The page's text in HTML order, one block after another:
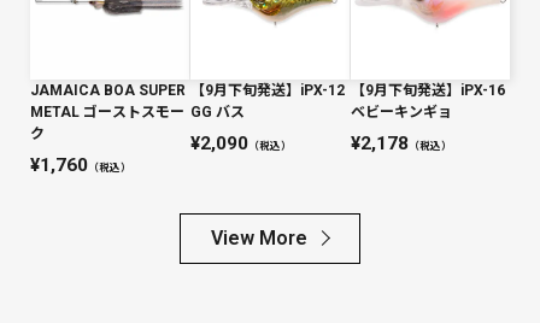
JAMAICA BOA SUPER
METAL ゴーストスモー
ク
1,760 （税込）
【9月下旬発送】iPX-12
GG バス
2,090 （税込）
【9月下旬発送】iPX-16
ベビーキンギョ
2,178 （税込）
View More